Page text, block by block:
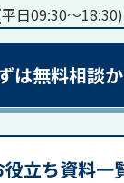
日09:30～18:30)
は無料相談
役立ち資料一